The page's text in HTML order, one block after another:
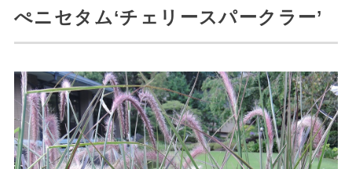
ぺニセタム‘チェリースパークラー’